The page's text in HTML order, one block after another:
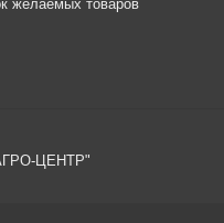
желаемых товаров
ЦЕНТР"